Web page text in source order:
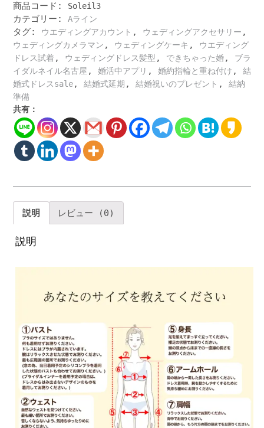
ブ
ラ
イ
ダ
ル
フ
ォ
ト
撮
影
エ
レ
ガ
ウ
ィ
グ
商品コード: Soleil3
カテゴリー: Aライン
タグ: ウエディングアカウント , ウェディングアクセサリー ,
ウェディングカメラマン , ウェディングケーキ ,
ウエディング
ドレス試着 , ウェディングドレス髪型 , できちゃった婚,
ブラ
イダルネイル名古屋 , 婚活中アプリ , 婚約指輪と重ね付け , 結
婚式ドレスsale, 結婚式延期 , 結婚祝いのプレゼント , 結納
準備
共有：
説明 レビュー (0)
説明